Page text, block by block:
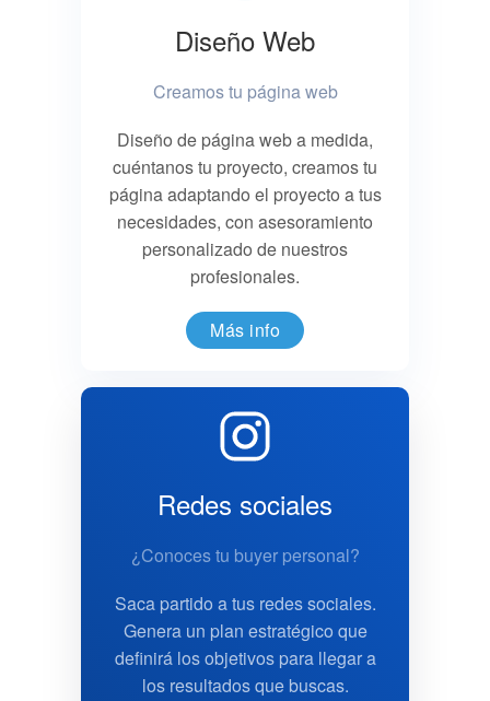
Diseño Web
Creamos tu página web
Diseño de página web a medida,
cuéntanos tu proyecto, creamos tu
página adaptando el proyecto a tus
necesidades, con asesoramiento
personalizado de nuestros
profesionales.
Más info
Redes sociales
¿Conoces tu buyer personal?
Saca partido a tus redes sociales.
Genera un plan estratégico que
definirá los objetivos para llegar a
los resultados que buscas.